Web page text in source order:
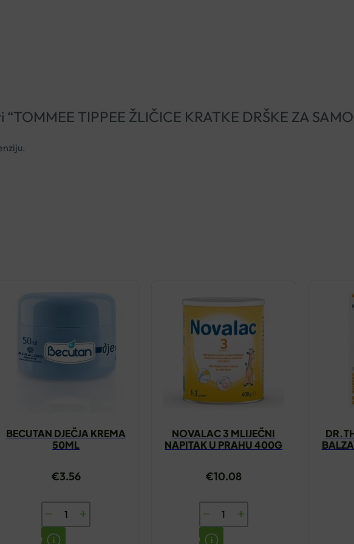
TIPPEE ŽLIČICE KRATKE DRŠKE ZA
BECUTAN DJEČJA KREMA
50ML
€3.56
BECUTAN
DJEČJA
NOVALAC 3 MLIJEČNI
NAPITAK U PRAHU 400G
€10.08
NOVALAC
3 MLIJEČNI